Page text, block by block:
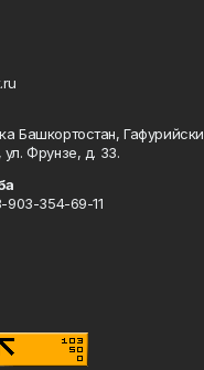
Башкортостан,
Фрунзе, д. 33.
903-354-69-11